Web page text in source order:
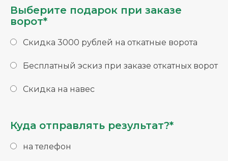
Выберите подарок при заказе
ворот*
Скидка 3000 рублей на откатные ворота
Бесплатный эскиз при заказе откатных ворот
Скидка на навес
Куда отправлять результат?*
на телефон